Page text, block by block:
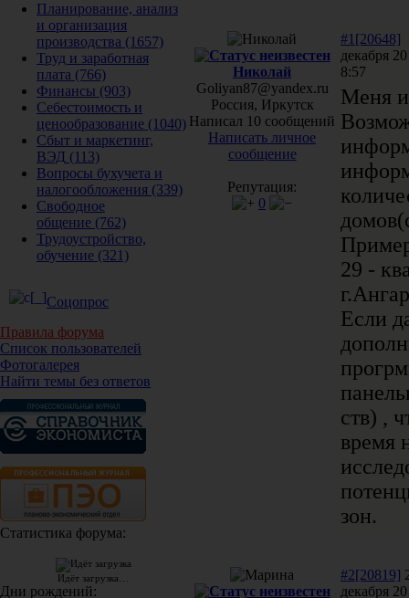
Планирование, анализ
и организация
производства (1657)
Труд и заработная
плата (766)
Финансы (903)
Себестоимость и
ценообразование (1040)
Сбыт и маркетинг,
ВЭД (113)
Вопросы бухучета и
налогообложения (339)
Свободное
общение (762)
Трудоустройство,
обучение (321)
Соцопрос
Правила форума
Список пользователей
Фотогалерея
Найти темы без ответов
Статистика форума:
Идёт загрузка…
Дни рождений:
Николай
Goliyan87@yandex.ru
Россия, Иркутск
Написал 10 сообщений
Написать личное
сообщение
Репутация:
0
#1[20648]
декабря
8:57
Меня
29 -
Если
ств) ,
время
зон.
#2[20819]
декабря